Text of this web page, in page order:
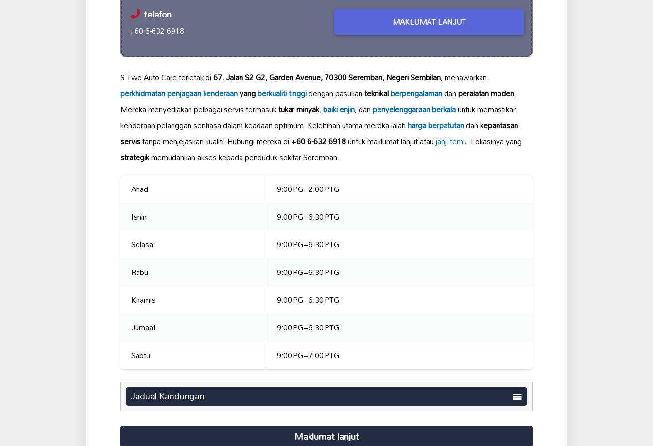
telefon
+60 6-632 6918
MAKLUMAT LANJUT
S Two Auto Care terletak di67, Jalan S2 G2, Garden Avenue, 70300 Seremban, Negeri Sembilan, menawarkan
perkhidmatan penjagaan kenderaanyangberkualiti tinggidengan pasukanteknikalberpengalamandanperalatan moden.
Mereka menyediakan pelbagai servis termasuktukar minyak,baiki enjin, danpenyelenggaraan berkalauntuk memastikan
kenderaan pelanggan sentiasa dalam keadaan optimum. Kelebihan utama mereka ialahharga berpatutandankepantasan
servistanpa menjejaskan kualiti. Hubungi mereka di+60 6-632 6918untuk maklumat lanjut ataujanji temu. Lokasinya yang
strategikmemudahkan akses kepada penduduk sekitar Seremban.
Ahad
9:00 PG–2:00 PTG
Isnin
9:00 PG–6:30 PTG
Selasa
9:00 PG–6:30 PTG
Rabu
9:00 PG–6:30 PTG
Khamis
9:00 PG–6:30 PTG
Jumaat
9:00 PG–6:30 PTG
Sabtu
9:00 PG–7:00 PTG
Jadual Kandungan
Maklumat lanjut